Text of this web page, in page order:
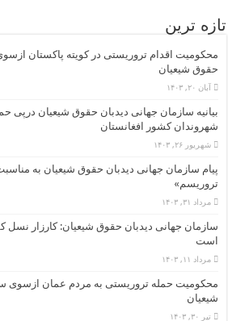
تازه ترین
محکومیت اقدام تروریستی در کویته پاکستان
حقوق شیعیان
آبان ۲۰, ۱۴۰۳
بیانیه سازمان جهانی دیدبان حقوق شیعیان درپی
شهروندان کشور افغانستان
شهریور ۲۶, ۱۴۰۳
پیام سازمان جهانی دیدبان حقوق شیعیان به مناسبت
تروریسم»
مرداد ۳۱, ۱۴۰۳
سازمان جهانی دیدبان حقوق شیعیان: کارزار نسل
است
مرداد ۱۱, ۱۴۰۳
محکومیت حمله تروریستی به مردم عمان ازسوی
شیعیان
تیر ۳۰, ۱۴۰۳